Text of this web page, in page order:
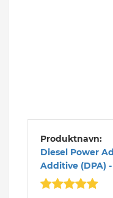
Produktnavn:
Diesel Power
Additive (DPA)